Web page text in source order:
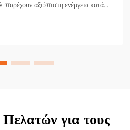
αξιόπιστη ενέργεια κατά
εξοικονόμηση και
για τους